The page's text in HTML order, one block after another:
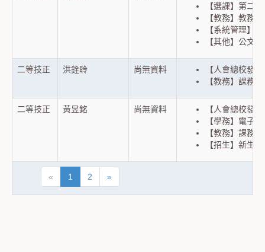
【選課】第二
【教務】教務
【系統管理】
【其他】公文
二等技正 洪銓聆 尚無資料
【人會總校發
【教務】課務(
二等技正 黃昱銘 尚無資料
【人會總校發
【學務】電子
【教務】課務(
【招生】新生
« 1 2 »